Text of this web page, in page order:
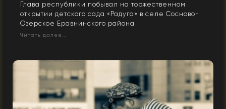
Глава республики побывал на торжественном
открытии детского сада «Радуга» в селе Сосново-
Озерское Еравнинского района
Читать далее...